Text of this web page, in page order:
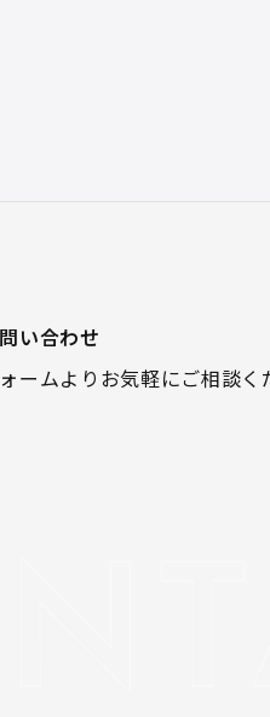
い合わせ
ームよりお気軽にご相談く